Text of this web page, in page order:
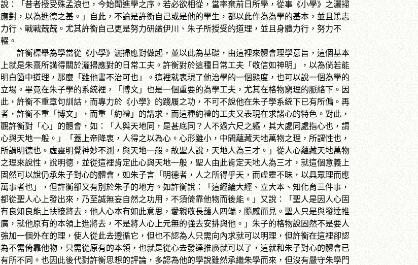
說：「昔者授受殊孟浪也，今始聞進學之序。若必欲相從，當率棄前日所學，從事《小學》之灑掃
應對，以為進德之基。」自此，不論是許衡自己或是他的學生，都以此作為為學的基本，並且篤志
力行、戰戰兢兢。尤其許衡自己更是努力研讀伊川、朱子所授受的道理，並且身體力行，努力不
輟。
許衡標舉為學當從《小學》灑掃應對做起，並以此為基礎，由這裡來體會理學意旨，這個基本
上就是朱熹所講得關於灑掃應對的日常工夫。許衡對於這種日常工夫「敬信如神明」，以為倘若能
明白箇中道理，那麼「雖他書不治可也」。這裡就表現了他治學的一個態度，也可以說一個為學的
立場。畢竟在朱子學的系統裡，「博文」也是一個重要的為學工夫，尤其在格物窮理的脈絡下。因
此，許衡不重章句訓詁，而專力於《小學》的踐履之功，不可不說他在朱子學系統下已有所偏。再
者，許衡不重「博文」，而重「約禮」的講求，而這種約禮的工夫又表現在求諸心的特色。對此，
觀許衡對「心」的體會，如：「人與天地同，是甚底同？人不過六尺之軀，其大處同處指心也，謂
心與天地一般。」「蓋上帝降衷，人得之以為心。心形雖小，中間蘊藏天地萬物之理，所謂性也，
所謂明德也。虛靈明覺神妙不測，與天地一般。故聖人說，天地人為三才。」從人心蘊藏天地萬物
之理來說性，說明德，並從這裡肯定此心與天地一般，聖人由此肯定天地人為三才，就這個意義上
固然可以說仍承朱子對心的體會，如朱子言「明德者，人之所得乎天，而虛靈不昧，以具眾理而應
萬事者也」，但許衡卻又有別於朱子的地方。如許衡說：「這經綸大經、立大本、知化育三件事，
都從聖人心上發出來，乃至誠無妄自然之功用，不須倚靠他物而後能。」又說：「聖人是因人心固
有良知良能上扶接將去，他人心本有如此意思，愛親敬長藹人四端，隨感而見。聖人只是與發達推
廣，就他原有的本領上進將去，不是將人心上元無的強去安排與他。」朱子的格物說固然不是要人
強加一個外在的理，使人從此去遵循它，但也不認為人只需向內求就可以明理，但許衡在這裡卻認
為不需倚靠他物，只需從原有的本領，也就是從心去發達推廣就可以了，這就和朱子對心的體會已
有所不同。也因此後代對許衡思想的評論，多認為他的學說雖然承繼朱學而來，但沒有嚴守朱學門